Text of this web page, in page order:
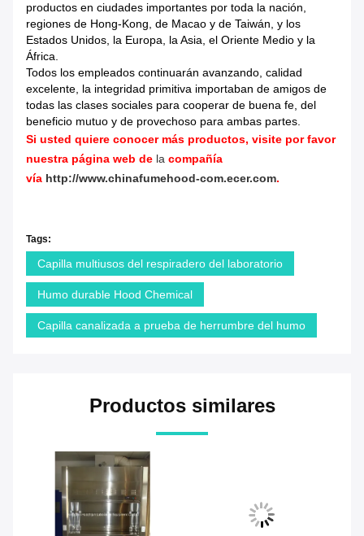
productos en ciudades importantes por toda la nación,
regiones de Hong-Kong, de Macao y de Taiwán, y los
Estados Unidos, la Europa, la Asia, el Oriente Medio y la
África.
Todos los empleados continuarán avanzando, calidad
excelente, la integridad primitiva importaban de amigos de
todas las clases sociales para cooperar de buena fe, del
beneficio mutuo y de provechoso para ambas partes.
Si usted quiere conocer más productos, visite por favor
nuestra página web de la compañía
vía http://www.chinafumehood-com.ecer.com.
Tags:
Capilla multiusos del respiradero del laboratorio
Humo durable Hood Chemical
Capilla canalizada a prueba de herrumbre del humo
Productos similares